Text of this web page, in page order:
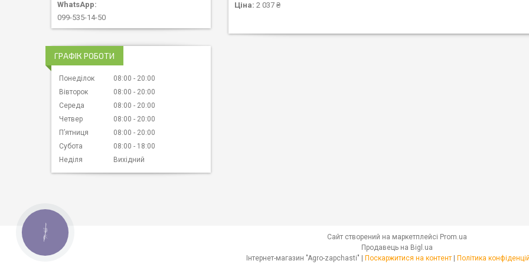
Ціна: 2 037 ₴
099-535-14-50
ГРАФІК РОБОТИ
Понеділок 08:00
20:00
Вівторок
08:00
20:00
Середа
08:00
20:00
Четвер
08:00
20:00
Пʼятниця
08:00
20:00
Субота
08:00
18:00
Неділя
Вихідний
Сайт створений на маркетплейсі Prom.ua
Продавець на Bigl.ua
Поскаржитися на контент Політика
КНОПКА
ЗВ'ЯЗКУ